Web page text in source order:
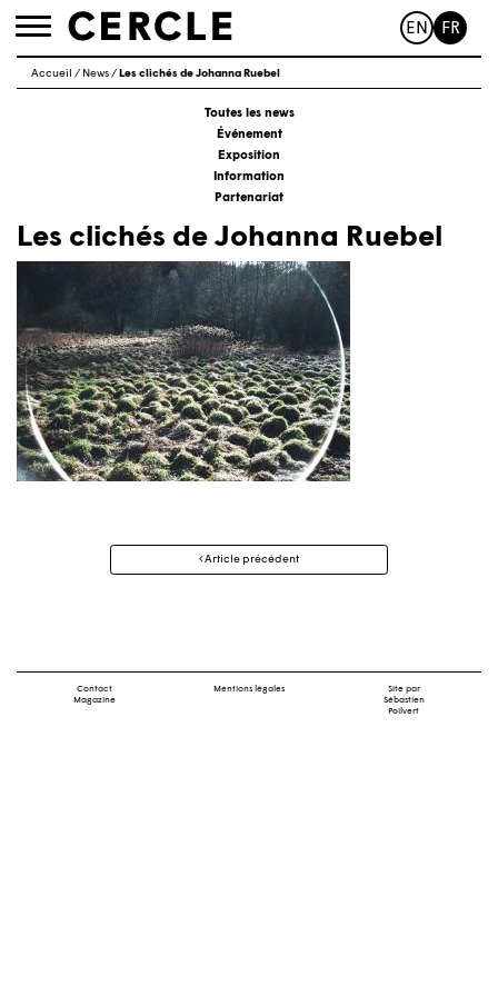
Toggle
EN FR
Accueil / News/ Les clichés de Johanna Ruebel
Toutes les news
Événement
Exposition
Information
Partenariat
Les clichés de Johanna Ruebel
Navigation
Article précédent
Contact
Magazine
Mentions légales
Site par
Sébastien
Poilvert